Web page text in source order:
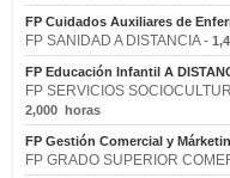
FP Cuidados Auxiliares de
FP SANIDAD A DISTANCIA -
FP Educación Infantil A
FP SERVICIOS
2,000 horas
FP Gestión Comercial y
FP GRADO SUPERIOR